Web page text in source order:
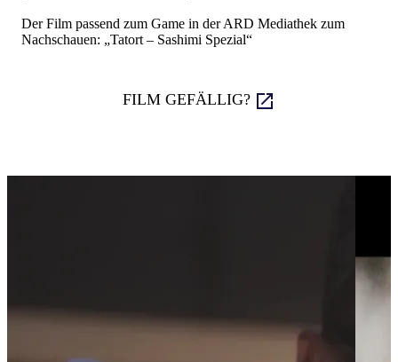
Der Film passend zum Game in der ARD Mediathek zum
Nachschauen: „Tatort – Sashimi Spezial“
FILM GEFÄLLIG?